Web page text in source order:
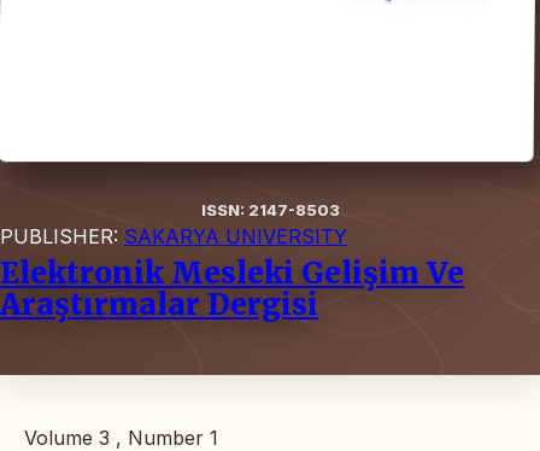
ISSN: 2147-8503
PUBLISHER: SAKARYA UNIVERSITY
Elektronik Mesleki Gelişim Ve
Araştırmalar Dergisi
Volume 3 , Number 1